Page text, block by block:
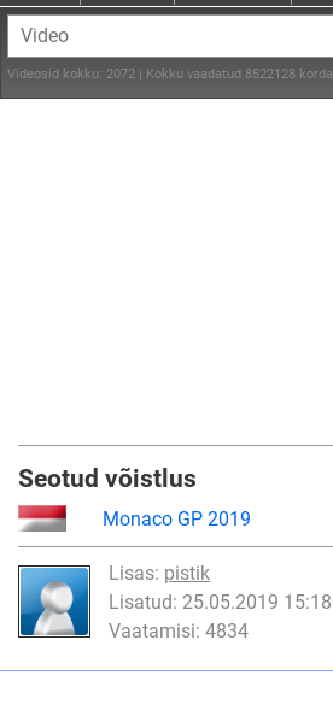
Videosid kokku: 2072 | Kokku vaadatud 8522128 korda
Seotud võistlus
Monaco GP 2019
Lisas: pistik
Lisatud: 25.05.2019 15:18
Vaatamisi: 4834